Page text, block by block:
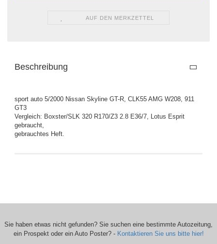
AUF DEN MERKZETTEL
Beschreibung
sport auto 5/2000 Nissan Skyline GT-R, CLK55 AMG W208, 911
GT3
Vergleich: Boxster/SLK 320 R170/Z3 2.8 E36/7, Lotus Esprit
gebraucht,
gebrauchtes Heft.
Sie haben etwas nicht gefunden? Sie suchen eine bestimmte Autozeitung,
ein Prospekt oder ein Auto Poster? - Kontaktieren Sie uns bitte hier!